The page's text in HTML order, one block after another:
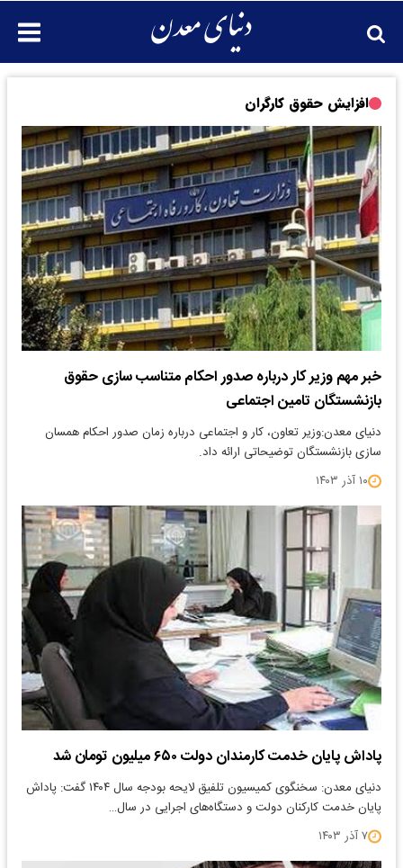
افزايش حقوق كارگران
خبر مهم وزیر کار درباره صدور احکام متناسب سازی حقوق
بازنشستگان تامین اجتماعی
دنیای معدن:وزیر تعاون، کار و اجتماعی درباره زمان صدور احکام همسان
سازی بازنشستگان توضیحاتی ارائه داد.
۱۰ آذر ۱۴۰۳
پاداش پایان خدمت کارمندان دولت ۶۵۰ میلیون تومان شد
دنیای معدن: سخنگوی کمیسیون تلفیق لایحه بودجه سال ۱۴۰۴ گفت: پاداش
پایان خدمت کارکنان دولت و دستگاه‌های اجرایی در سال…
۷ آذر ۱۴۰۳